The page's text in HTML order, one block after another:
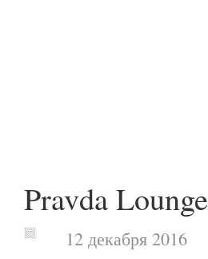
Pravda Lounge
12 декабря 2016